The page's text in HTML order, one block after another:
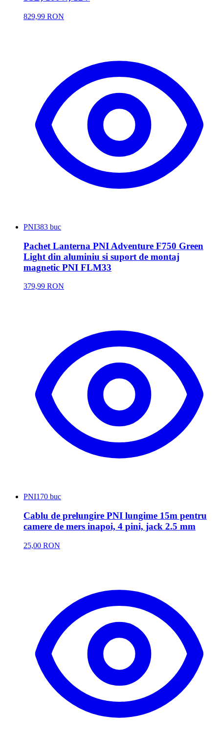
829,99 RON
PNI383 buc
Pachet Lanterna PNI Adventure F750 Green
Light din aluminiu si suport de montaj
magnetic PNI FLM33
379,99 RON
PNI170 buc
Cablu de prelungire PNI lungime 15m pentru
camere de mers inapoi, 4 pini, jack 2.5 mm
25,00 RON